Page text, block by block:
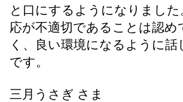
と口にするようになりまし
応が不適切であることは認
く、良い環境になるように
です。
三月うさぎ さま